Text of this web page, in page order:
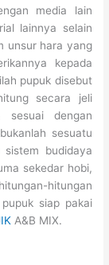
media lain
lainnya selain
unsur hara yang
kepada
pupuk disebut
secara jeli
sesuai dengan
sesuatu
budidaya
sekedar hobi,
hitungan
siap pakai
A&B MIX.